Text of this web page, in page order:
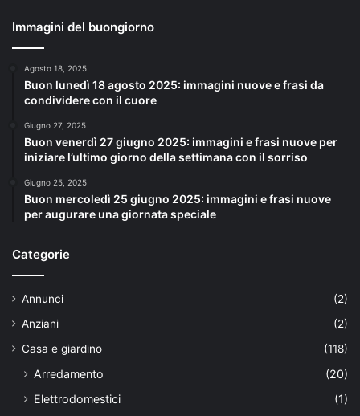
Immagini del buongiorno
Agosto 18, 2025
Buon lunedì 18 agosto 2025: immagini nuove e frasi da
condividere con il cuore
Giugno 27, 2025
Buon venerdì 27 giugno 2025: immagini e frasi nuove per
iniziare l’ultimo giorno della settimana con il sorriso
Giugno 25, 2025
Buon mercoledì 25 giugno 2025: immagini e frasi nuove
per augurare una giornata speciale
Categorie
Annunci
(2)
Anziani
(2)
Casa e giardino
(118)
Arredamento
(20)
Elettrodomestici
(1)